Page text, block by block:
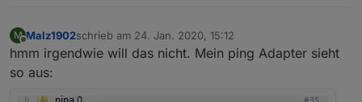
M
Offline
Malz1902schrieb am 24. Jan. 2020, 15:12
zuletzt editiert von
hmm irgendwie will das nicht. Mein ping Adapter sieht
so aus: